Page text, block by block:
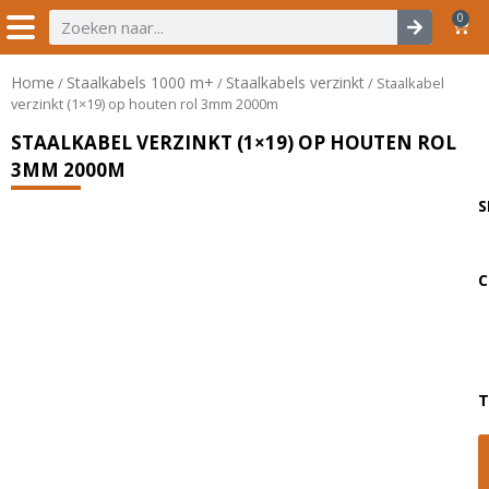
0
Home / Staalkabels 1000 m+ / Staalkabels verzinkt/ Staalkabel
verzinkt (1×19) op houten rol 3mm 2000m
STAALKABEL VERZINKT (1×19) OP HOUTEN ROL
3MM 2000M